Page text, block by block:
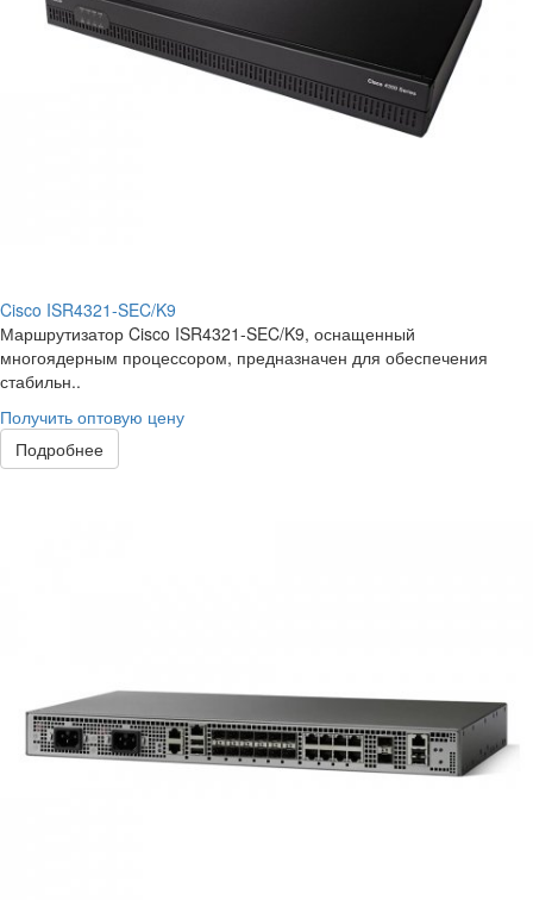
Cisco ISR4321-SEC/K9
Маршрутизатор Cisco ISR4321-SEC/K9, оснащенный
многоядерным процессором, предназначен для обеспечения
стабильн..
Получить оптовую цену
Подробнее